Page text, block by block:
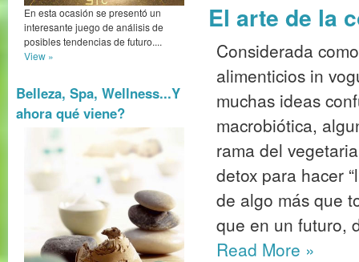
En esta ocasión se presentó un
interesante juego de análisis de
posibles tendencias de futuro....
View »
Belleza, Spa, Wellness...Y
ahora qué viene?
El arte de la
Considerada
alimenticios in
muchas ideas
macrobiótica,
rama del
detox para hacer
de algo más que
que en un futuro,
Read More »